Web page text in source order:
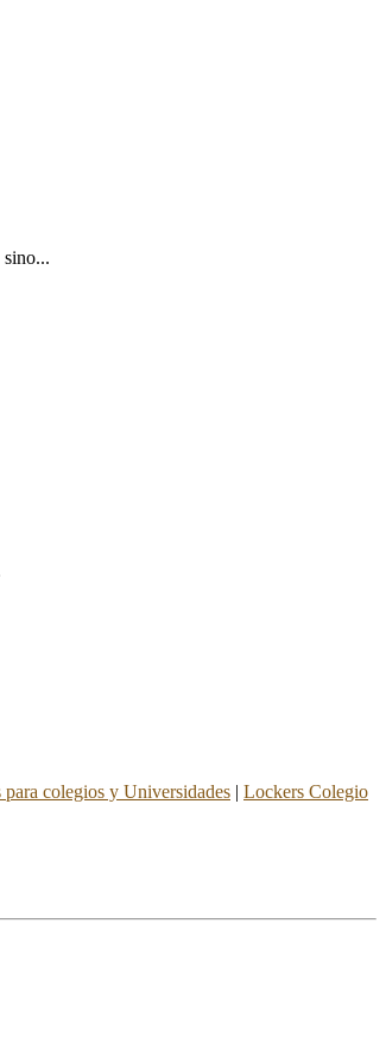
para colegios y Universidades
Lockers Colegio